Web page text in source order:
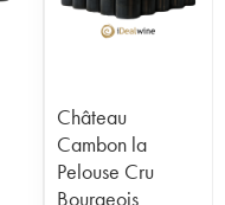
Château
Cambon la
Pelouse Cru
Bourgeois